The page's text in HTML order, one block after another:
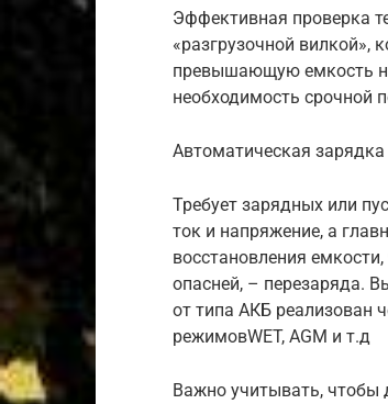
Эффективная проверка
«разгрузочной вилкой»,
превышающую емкость
необходимость срочной
Автоматическая
Требует зарядных или
ток и напряжение, а
восстановления
опасней, – перезаряда.
от типа АКБ реализован
режимовWET, AGM и т.д
Важно учитывать, чтобы